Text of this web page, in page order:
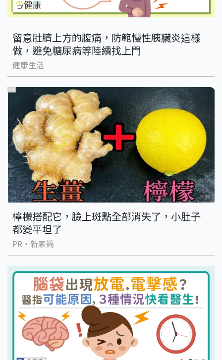
留意肚臍上方的腹痛，防範慢性胰臟炎這樣
做，避免糖尿病等陸續找上門
健康生活
PR
檸檬搭配它，臉上斑點全部消失了，小肚子
都變平坦了
PR・新素簡